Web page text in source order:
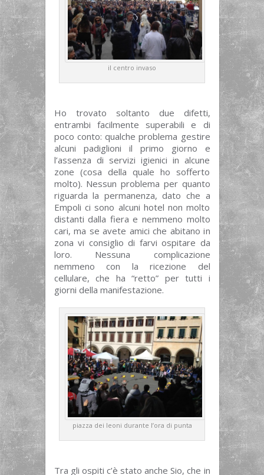
il centro invaso
Ho trovato soltanto due difetti,
entrambi facilmente superabili e di
poco conto: qualche problema gestire
alcuni padiglioni il primo giorno e
l’assenza di servizi igienici in alcune
zone (cosa della quale ho sofferto
molto). Nessun problema per quanto
riguarda la permanenza, dato che a
Empoli ci sono alcuni hotel non molto
distanti dalla fiera e nemmeno molto
cari, ma se avete amici che abitano in
zona vi consiglio di farvi ospitare da
loro. Nessuna complicazione
nemmeno con la ricezione del
cellulare, che ha “retto” per tutti i
giorni della manifestazione.
piazza dei leoni durante l’ora di punta
Tra gli ospiti c’è stato anche Sio, che in